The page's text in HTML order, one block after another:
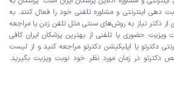
دهی اینترنتی و مشاوره تلفنی خود را فعال کنند. به
از دکتر نیاز به روش‌های سنتی مثل تلفن زدن یا مراجعه
ویزیت حضوری یا تلفنی از بهترین پزشکان ایران کافی
دکترتو یا اپلیکیشن دکترتو مراجعه کنید و از لیست
دکترتو در زمان مورد نظر خود نوبت ویزیت بگیرید.